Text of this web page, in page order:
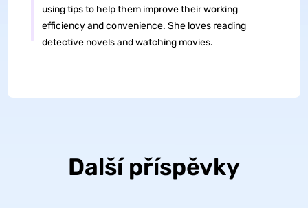
using tips to help them improve their working
efficiency and convenience. She loves reading
detective novels and watching movies.
Další příspěvky